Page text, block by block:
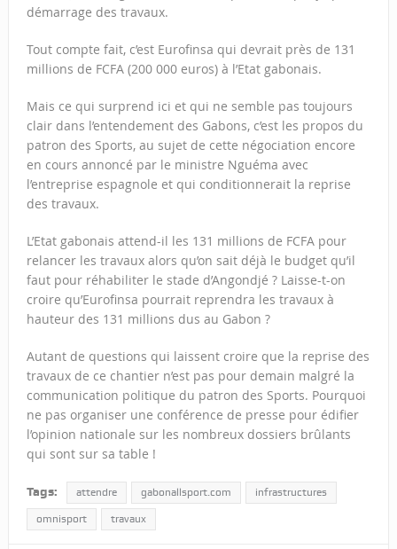
démarrage des travaux.
Tout compte fait, c’est Eurofinsa qui devrait près de 131
millions de FCFA (200 000 euros) à l’Etat gabonais.
Mais ce qui surprend ici et qui ne semble pas toujours
clair dans l’entendement des Gabons, c’est les propos du
patron des Sports, au sujet de cette négociation encore
en cours annoncé par le ministre Nguéma avec
l’entreprise espagnole et qui conditionnerait la reprise
des travaux.
L’Etat gabonais attend-il les 131 millions de FCFA pour
relancer les travaux alors qu’on sait déjà le budget qu’il
faut pour réhabiliter le stade d’Angondjé ? Laisse-t-on
croire qu’Eurofinsa pourrait reprendra les travaux à
hauteur des 131 millions dus au Gabon ?
Autant de questions qui laissent croire que la reprise des
travaux de ce chantier n’est pas pour demain malgré la
communication politique du patron des Sports. Pourquoi
ne pas organiser une conférence de presse pour édifier
l’opinion nationale sur les nombreux dossiers brûlants
qui sont sur sa table !
Tags: attendre gabonallsport.com infrastructures
omnisport travaux